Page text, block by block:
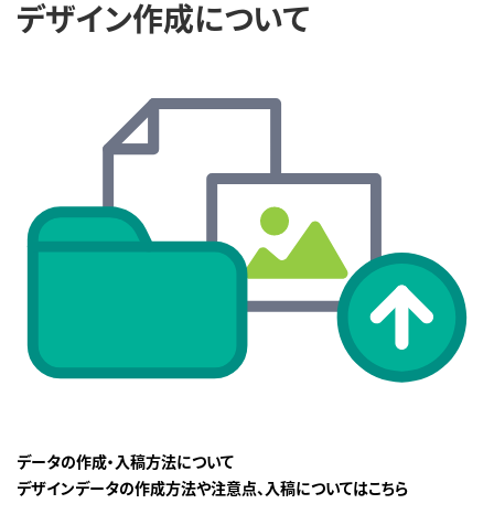
デザイン作成について
データの作成・入稿方法について
デザインデータの作成方法や注意点、入稿についてはこちら